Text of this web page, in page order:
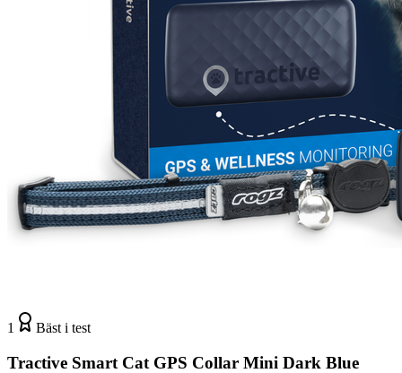
1 Bäst i test
Tractive Smart Cat GPS Collar Mini Dark Blue